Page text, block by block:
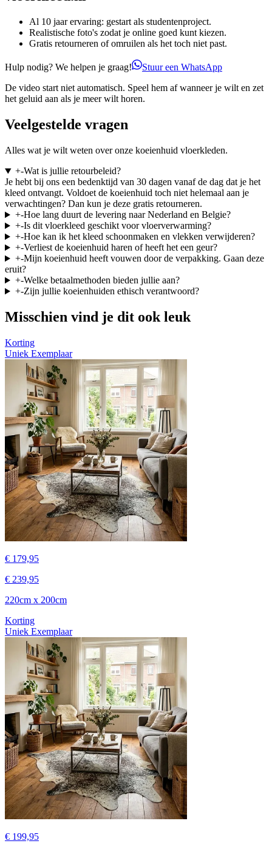
Al 10 jaar ervaring: gestart als studentenproject.
Realistische foto's zodat je online goed kunt kiezen.
Gratis retourneren of omruilen als het toch niet past.
Hulp nodig? We helpen je graag!
Stuur een WhatsApp
De video start niet automatisch. Speel hem af wanneer je wilt en zet
het geluid aan als je meer wilt horen.
Veelgestelde vragen
Alles wat je wilt weten over onze koeienhuid vloerkleden.
+-Wat is jullie retourbeleid?
Je hebt bij ons een bedenktijd van 30 dagen vanaf de dag dat je het
kleed ontvangt. Voldoet de koeienhuid toch niet helemaal aan je
verwachtingen? Dan kun je deze gratis retourneren.
+-Hoe lang duurt de levering naar Nederland en Belgie?
+-Is dit vloerkleed geschikt voor vloerverwarming?
+-Hoe kan ik het kleed schoonmaken en vlekken verwijderen?
+-Verliest de koeienhuid haren of heeft het een geur?
+-Mijn koeienhuid heeft vouwen door de verpakking. Gaan deze
eruit?
+-Welke betaalmethoden bieden jullie aan?
+-Zijn jullie koeienhuiden ethisch verantwoord?
Misschien vind je dit ook leuk
Korting
Uniek Exemplaar
€ 179,95
€ 239,95
220cm x 200cm
Korting
Uniek Exemplaar
€ 199,95